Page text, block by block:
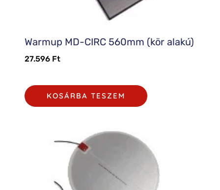
Warmup MD-CIRC 560mm (kör alakú)
27.596 Ft
KOSÁRBA TESZEM